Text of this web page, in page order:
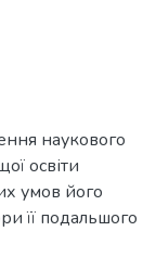
наукового
освіти
умов його
її подальшого